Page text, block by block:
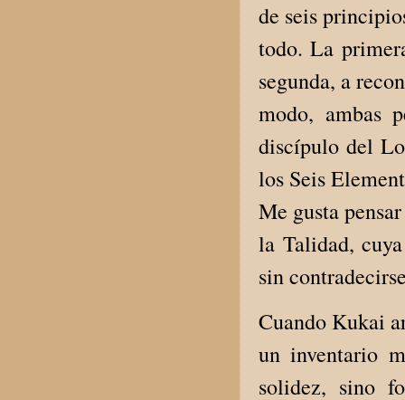
de seis
todo. La
segunda, a
modo, ambas
discípulo del
los Seis
Me gusta
la Talidad,
sin
Cuando Kukai
un inventario
solidez, sino